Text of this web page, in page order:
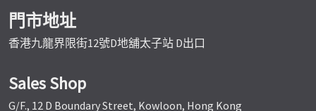
門市地址
香港九龍界限街12號D地舖太子站 D出口
Sales Shop
G/F., 12 D Boundary Street, Kowloon, Hong Kong